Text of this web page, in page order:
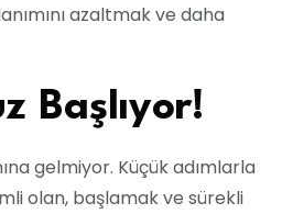
azaltmak ve daha
Başlıyor!
gelmiyor. Küçük adımlarla
olan, başlamak ve sürekli